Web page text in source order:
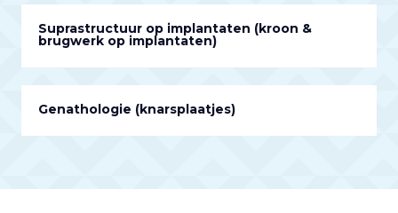
Suprastructuur op implantaten (kroon &
brugwerk op implantaten)
Genathologie (knarsplaatjes)